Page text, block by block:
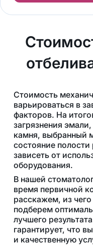
Стоимость
варьироваться в
факторов. На
загрязнения
камня, выбранный
состояние
зависеть от
оборудования.
В нашей
время первичной
расскажем, из
подберем
лучшего
гарантирует, что
и качественную